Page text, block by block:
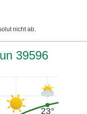
nicht ab.
39596
23°